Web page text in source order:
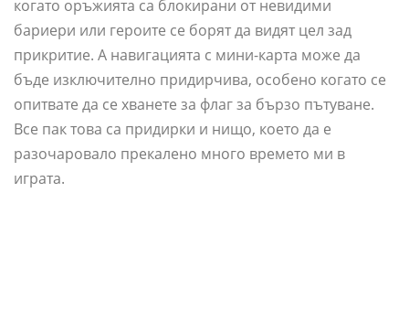
когато оръжията са блокирани от невидими
бариери или героите се борят да видят цел зад
прикритие. А навигацията с мини-карта може да
бъде изключително придирчива, особено когато се
опитвате да се хванете за флаг за бързо пътуване.
Все пак това са придирки и нищо, което да е
разочаровало прекалено много времето ми в
играта.